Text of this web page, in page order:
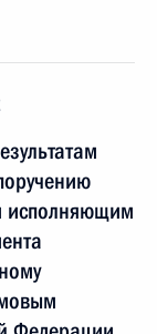
исполняющим